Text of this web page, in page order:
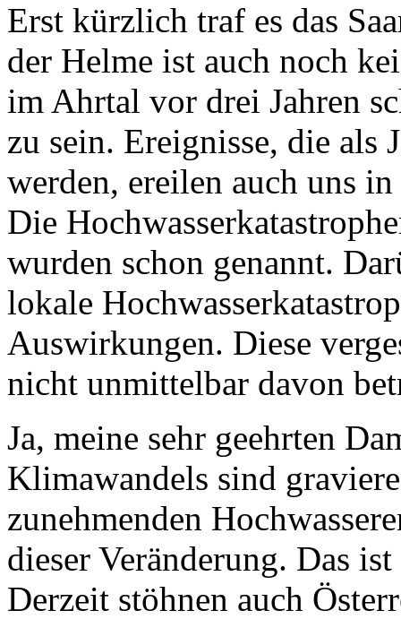
Erst kürzlich traf es das
der Helme ist auch noch
im Ahrtal vor drei Jahren
zu sein. Ereignisse, die als
werden, ereilen auch uns
Die
wurden schon genannt.
lokale
Auswirkungen. Diese
nicht unmittelbar davon
Ja, meine sehr geehrten
Klimawandels sind
zunehmenden
dieser Veränderung. Das
Derzeit stöhnen auch